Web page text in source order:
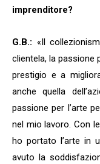
imprenditore?
G.B.: «Il
clientela, la passione
prestigio e a
anche quella
passione per l’arte
nel mio lavoro. Con
ho portato l’arte in
avuto la